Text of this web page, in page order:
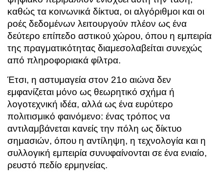
καθώς τα κοινωνικά δίκτυα, οι αλγόριθμοι και οι
ροές δεδομένων λειτουργούν πλέον ως ένα
δεύτερο επίπεδο αστικού χώρου, όπου η εμπειρία
της πραγματικότητας διαμεσολαβείται συνεχώς
από πληροφοριακά φίλτρα.
Έτσι, η αστυμαγεία στον 21ο αιώνα δεν
εμφανίζεται μόνο ως θεωρητικό σχήμα ή
λογοτεχνική ιδέα, αλλά ως ένα ευρύτερο
πολιτισμικό φαινόμενο: ένας τρόπος να
αντιλαμβάνεται κανείς την πόλη ως δίκτυο
σημασιών, όπου η αντίληψη, η τεχνολογία και η
συλλογική εμπειρία συνυφαίνονται σε ένα ενιαίο,
ρευστό πεδίο ερμηνείας.